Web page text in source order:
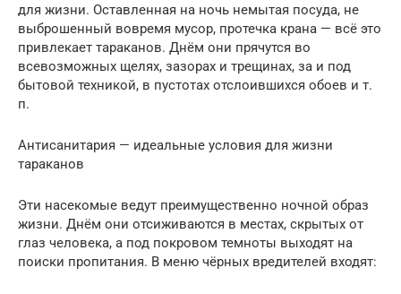
для жизни. Оставленная на ночь немытая посуда, не
выброшенный вовремя мусор, протечка крана — всё это
привлекает тараканов. Днём они прячутся во
всевозможных щелях, зазорах и трещинах, за и под
бытовой техникой, в пустотах отслоившихся обоев и т.
п.
Антисанитария — идеальные условия для жизни
тараканов
Эти насекомые ведут преимущественно ночной образ
жизни. Днём они отсиживаются в местах, скрытых от
глаз человека, а под покровом темноты выходят на
поиски пропитания. В меню чёрных вредителей входят: